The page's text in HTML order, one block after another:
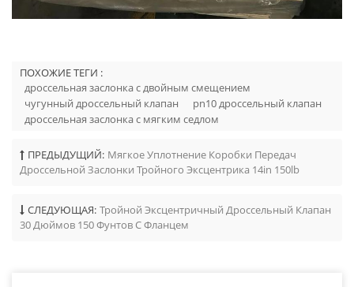
ПОХОЖИЕ ТЕГИ :
дроссельная заслонка с двойным смещением
чугунный дроссельный клапан
pn10 дроссельный клапан
дроссельная заслонка с мягким седлом
ПРЕДЫДУЩИЙ: Мягкое Уплотнение Коробки Передач
Дроссельной Заслонки Тройного Эксцентрика 14in 150lb
СЛЕДУЮЩАЯ: Тройной Эксцентричный Дроссельный Клапан
30 Дюймов 150 Фунтов С Фланцем